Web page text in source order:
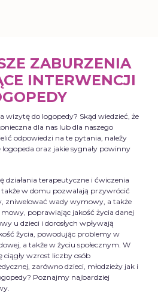
ZABURZENIA
INTERWENCJI
wizytę do logopedy? Skąd wiedzieć, że
dla nas lub dla naszego
odpowiedzi na te pytania, należy
oraz jakie sygnały powinny
działania terapeutyczne i ćwiczenia
także w domu pozwalają przywrócić
zniwelować wady wymowy, a także
poprawiając jakość życia danej
u dzieci i dorosłych wpływają
życia, powodując problemy w
a także w życiu społecznym. W
ciągły wzrost liczby osób
zarówno dzieci, młodzieży jak i
Poznajmy najbardziej